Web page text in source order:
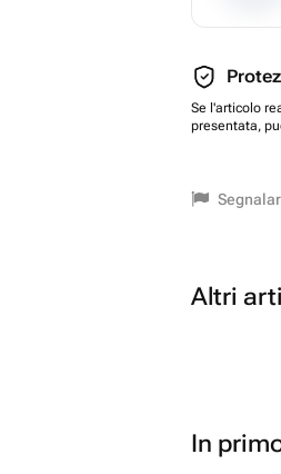
Se l'articolo
presentata,
Altri
In